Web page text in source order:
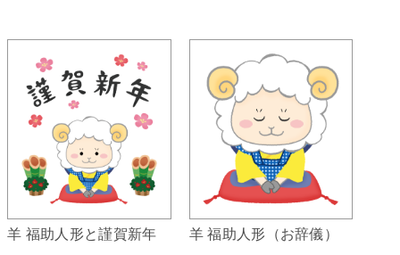
羊 福助人形と謹賀新年 羊 福助人形（お辞儀）